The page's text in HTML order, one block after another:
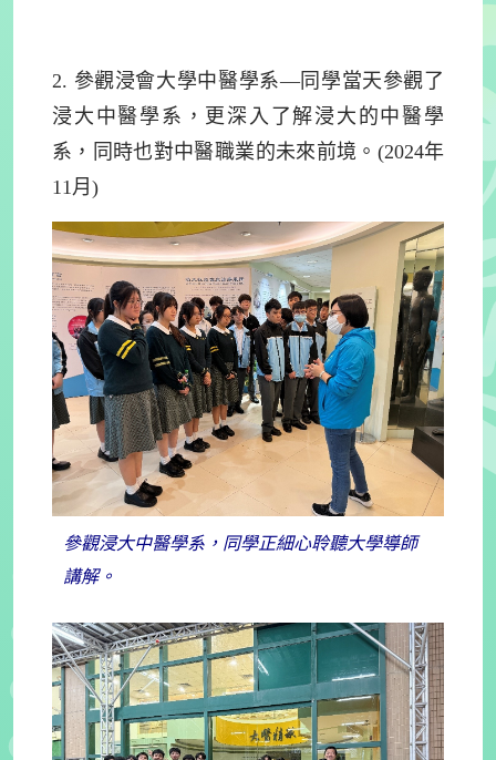
2. 參觀浸會大學中醫學系—同學當天參觀了
浸大中醫學系，更深入了解浸大的中醫學
系，同時也對中醫職業的未來前境。(2024年
11月)
參觀浸大中醫學系，同學正細心聆聽大學導師
講解。